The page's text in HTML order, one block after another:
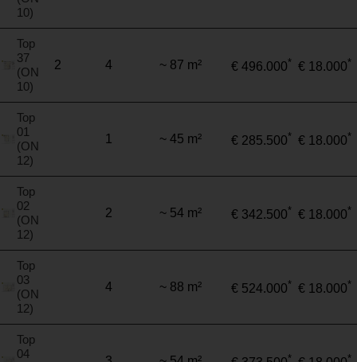
10)
Top
37
(ON
10)
2 4 ~ 87 m² € 496.000* € 18.000*
Top
01
(ON
12)
1 ~ 45 m² € 285.500* € 18.000*
Top
02
(ON
12)
2 ~ 54 m² € 342.500* € 18.000*
Top
03
(ON
12)
4 ~ 88 m² € 524.000* € 18.000*
Top
04
* *